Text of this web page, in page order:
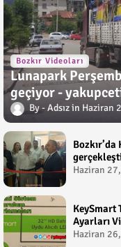
Bozkır Videoları
Lunapark
geçiyor -
Adsız Haziran
Haziran
KeySmart
Ayarları
Çetin
Haziran